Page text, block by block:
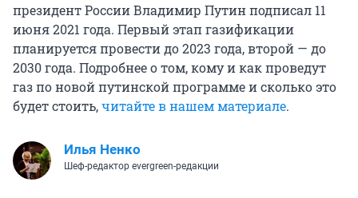
президент России Владимир Путин подписал 11
июня 2021 года. Первый этап газификации
планируется провести до 2023 года, второй — до
2030 года. Подробнее о том, кому и как проведут
газ по новой путинской программе и сколько это
будет стоить,читайте в нашем материале.
Илья Ненко
Шеф-редактор evergreen-редакции